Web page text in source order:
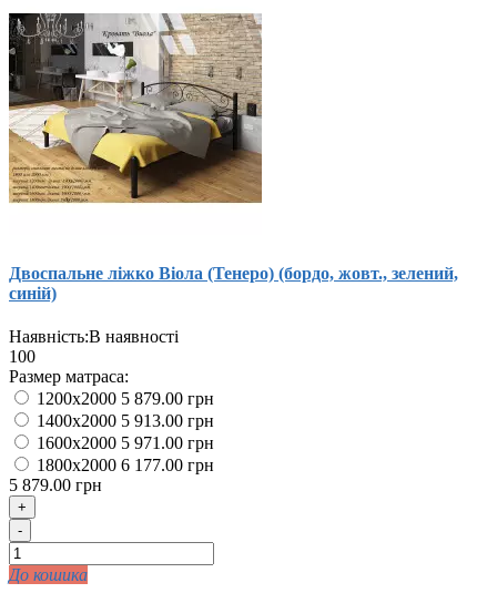
Двоспальне ліжко Віола (Тенеро) (бордо, жовт., зелений,
синій)
Наявність:В наявності
100
Размер матраса:
1200x2000 5 879.00 грн
1400x2000 5 913.00 грн
1600x2000 5 971.00 грн
1800x2000 6 177.00 грн
5 879.00 грн
+
-
До кошика